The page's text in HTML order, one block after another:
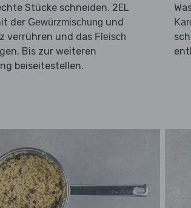
Stücke schneiden. 2EL
der Gewürzmischung und
verrühren und das Fleisch
Bis zur weiteren
beiseitestellen.